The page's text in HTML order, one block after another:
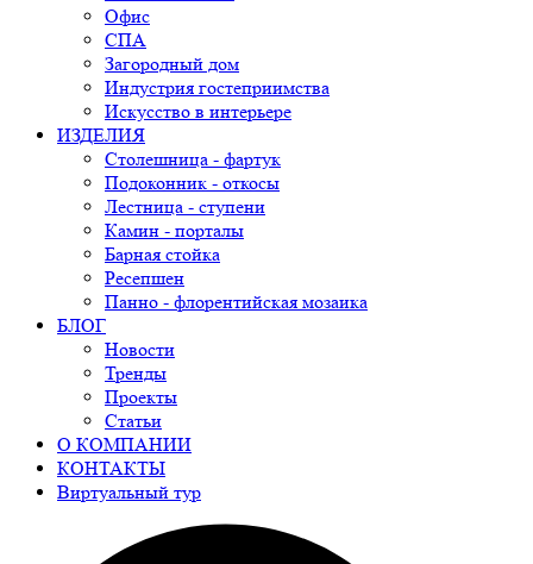
Офис
СПА
Загородный дом
Индустрия гостеприимства
Искусство в интерьере
ИЗДЕЛИЯ
Столешница - фартук
Подоконник - откосы
Лестница - ступени
Камин - порталы
Барная стойка
Ресепшен
Панно - флорентийская мозаика
БЛОГ
Новости
Тренды
Проекты
Статьи
О КОМПАНИИ
КОНТАКТЫ
Виртуальный тур